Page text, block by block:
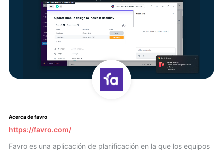
Acerca de favro
https://favro.com/
Favro es una aplicación de planificación en la que los equipos